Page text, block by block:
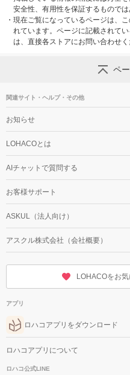
安全性、有用性を保証するものでは
・ 現在ご覧になっているページは、
れています。ページに記載されて
は、直接各ストアにお問い合わせく
ペ
関連サイト・ヘルプ・その他
お知らせ
LOHACOとは
AIチャットで質問する
お客様サポート
ASKUL（法人向け）
アスクル株式会社（会社概要）
LOHACOをお
アプリ
ロハコアプリをダウンロード
ロハコアプリについて
ロハコ公式LINE